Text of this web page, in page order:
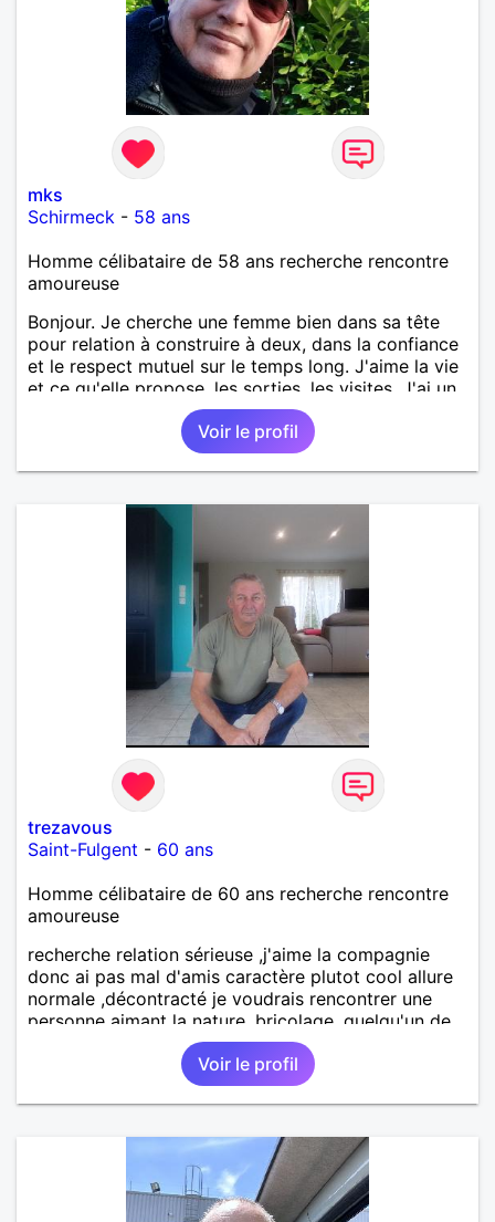
mks
Schirmeck - 58 ans
Homme célibataire de 58 ans recherche rencontre
amoureuse
Bonjour. Je cherche une femme bien dans sa tête
pour relation à construire à deux, dans la confiance
et le respect mutuel sur le temps long. J'aime la vie
et ce qu'elle propose, les sorties, les visites. J'ai un
bon relationnel chaleureux, mais aussi ancré, posé.
Ma situation personnelle est stable. Je souhaite
rencontrer une femme bien dans sa vie pour
avancer à deux. avec joie, complicité, affection.
Voir le profil
trezavous
Saint-Fulgent - 60 ans
Homme célibataire de 60 ans recherche rencontre
amoureuse
recherche relation sérieuse ,j'aime la compagnie
donc ai pas mal d'amis caractère plutot cool allure
normale ,décontracté je voudrais rencontrer une
personne aimant la nature ,bricolage ,quelqu'un de
simple et naturel à vos claviers mesdames
Voir le profil